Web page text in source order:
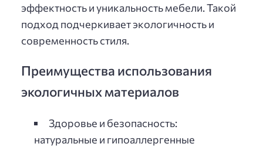
эффектность и уникальность мебели. Такой
подход подчеркивает экологичность и
современность стиля.
Преимущества использования
экологичных материалов
Здоровье и безопасность:
натуральные и гипоаллергенные